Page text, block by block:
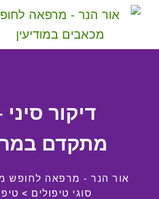
דיקור
מתקדם
אור הנר - מרפאה לחופש
סוגי טיפולים >